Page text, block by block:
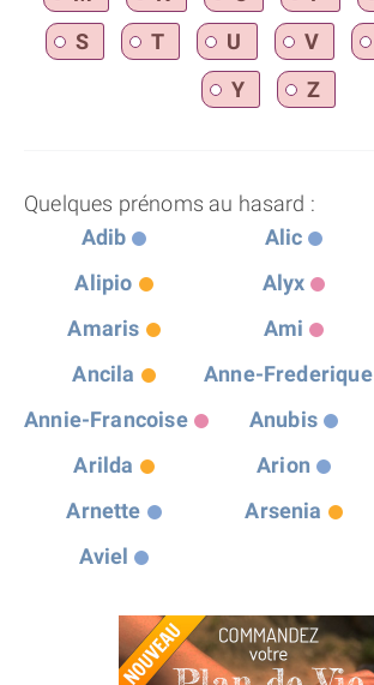
S
T U V
Y
Z
Quelques prénoms au hasard :
Adib
Alic
Alipio
Alyx
Amaris
Ami
Ancila
Anne-Frederique
Annie-Francoise
Anubis
Arilda
Arion
Arnette
Arsenia
Aviel